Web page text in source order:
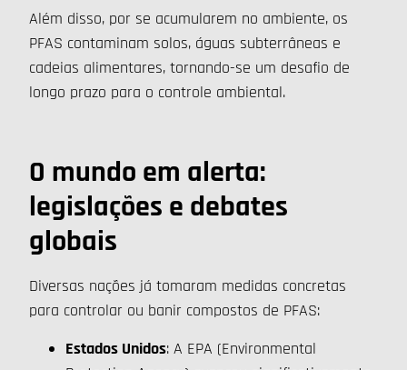
Além disso, por se acumularem no ambiente, os
PFAS contaminam solos, águas subterrâneas e
cadeias alimentares, tornando-se um desafio de
longo prazo para o controle ambiental.
O mundo em alerta:
legislações e debates
globais
Diversas nações já tomaram medidas concretas
para controlar ou banir compostos de PFAS:
Estados Unidos: A EPA (Environmental